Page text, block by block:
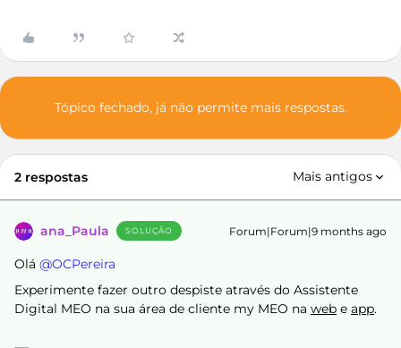
Tópico fechado, já não permite mais respostas.
2 respostas Mais antigos
ana_Paula SOLUÇÃO Forum|Forum|9 months ago
Olá ​ @OCPereira
Experimente fazer outro despiste através do Assistente
Digital MEO na sua área de cliente my MEO na web e app.